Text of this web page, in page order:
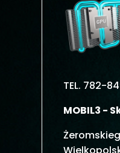
TEL. 782-
MOBIL3 -